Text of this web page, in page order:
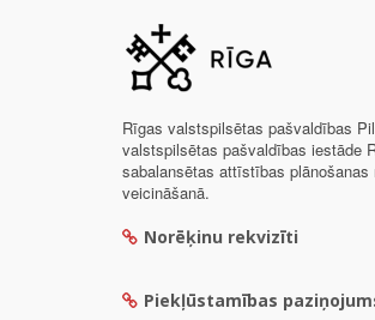
Rīgas valstspilsētas pašvaldības
valstspilsētas pašvaldības iestāde
sabalansētas attīstības
veicināšanā.
Norēķinu rekvizīti
Piekļūstamības